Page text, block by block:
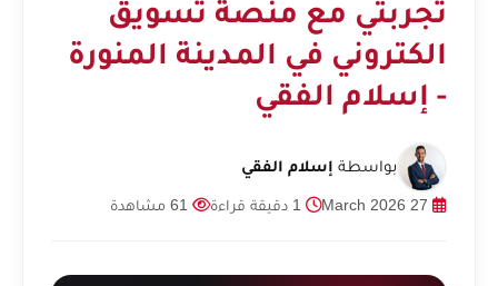
تجربتي مع منصة تسويق
الكتروني في المدينة المنورة
- إسلام الفقي
بواسطة إسلام الفقي